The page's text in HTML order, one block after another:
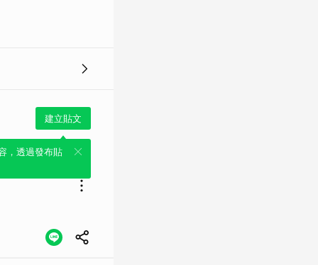
建立貼文
，透過發布貼